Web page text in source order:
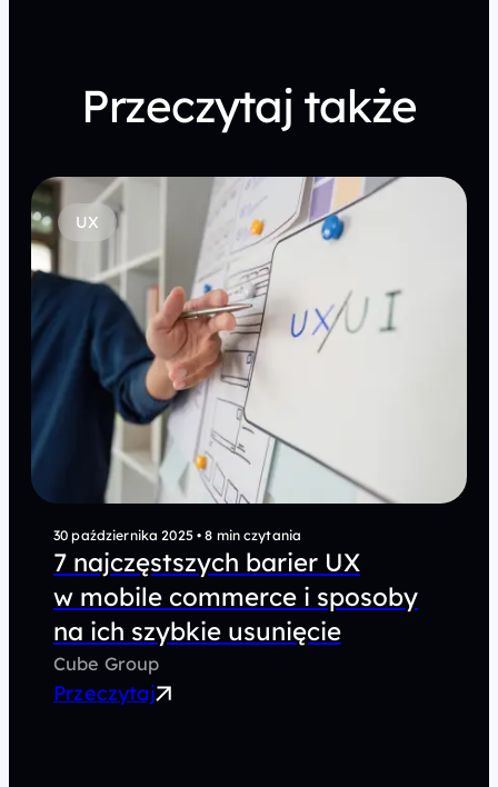
Przeczytaj także
UX
30 października 2025 • 8 min czytania
7 najczęstszych barier UX
w mobile commerce i sposoby
na ich szybkie usunięcie
Cube Group
Przeczytaj